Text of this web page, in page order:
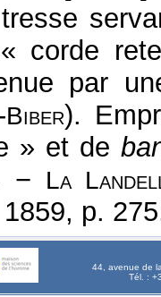
corde
par
Biber).
» et de
−
La
p.
44, avenue de
Tél. :